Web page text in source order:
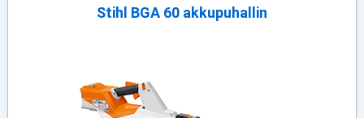
Stihl BGA 60 akkupuhallin